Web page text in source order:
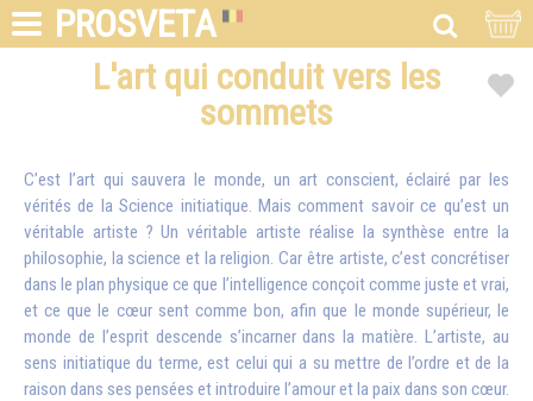
PROSVETA
L'art qui conduit vers les
sommets
C’est l’art qui sauvera le monde, un art conscient, éclairé par les
vérités de la Science initiatique. Mais comment savoir ce qu’est un
véritable artiste ? Un véritable artiste réalise la synthèse entre la
philosophie, la science et la religion. Car être artiste, c’est concrétiser
dans le plan physique ce que l’intelligence conçoit comme juste et vrai,
et ce que le cœur sent comme bon, afin que le monde supérieur, le
monde de l’esprit descende s’incarner dans la matière. L’artiste, au
sens initiatique du terme, est celui qui a su mettre de l’ordre et de la
raison dans ses pensées et introduire l’amour et la paix dans son cœur.